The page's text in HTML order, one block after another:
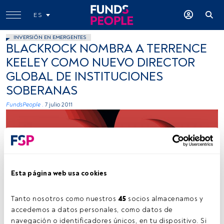
Esta página web usa cookies
Tanto nosotros como nuestros 45 socios almacenamos y
accedemos a datos personales, como datos de
navegación o identificadores únicos, en tu dispositivo. Si
ES
INVERSIÓN EN EMERGENTES
BLACKROCK NOMBRA A TERRENCE
KEELEY COMO NUEVO DIRECTOR
GLOBAL DE INSTITUCIONES
SOBERANAS
FundsPeople . 7 julio 2011